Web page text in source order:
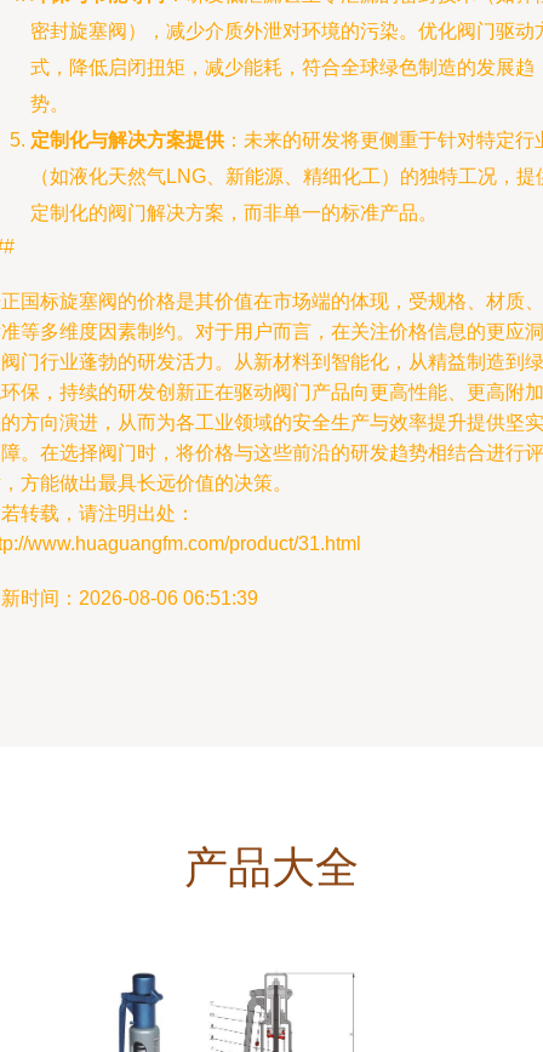
密封旋塞阀），减少介质外泄对环境的污染。优化阀门驱动
式，降低启闭扭矩，减少能耗，符合全球绿色制造的发展趋
势。
定制化与解决方案提供：未来的研发将更侧重于针对特定行
（如液化天然气LNG、新能源、精细化工）的独特工况，提
定制化的阀门解决方案，而非单一的标准产品。
国标旋塞阀的价格是其价值在市场端的体现，受规格、材质、
等多维度因素制约。对于用户而言，在关注价格信息的更应洞
门行业蓬勃的研发活力。从新材料到智能化，从精益制造到绿
保，持续的研发创新正在驱动阀门产品向更高性能、更高附加
方向演进，从而为各工业领域的安全生产与效率提升提供坚实
。在选择阀门时，将价格与这些前沿的研发趋势相结合进行评
方能做出最具长远价值的决策。
转载，请注明出处：
www.huaguangfm.com/product/31.html
时间：2026-08-06 06:51:39
产品大全